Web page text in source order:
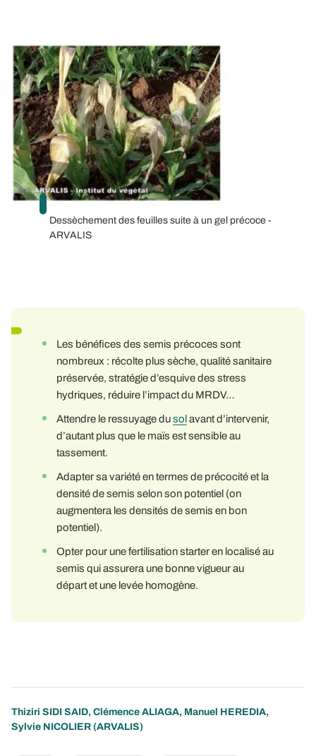
Dessèchement des feuilles suite à un gel précoce -
ARVALIS
Les bénéfices des semis précoces sont
nombreux : récolte plus sèche, qualité sanitaire
préservée, stratégie d’esquive des stress
hydriques, réduire l’impact du MRDV…
Attendre le ressuyage dusol avant d’intervenir,
d’autant plus que le maïs est sensible au
tassement.
Adapter sa variété en termes de précocité et la
densité de semis selon son potentiel (on
augmentera les densités de semis en bon
potentiel).
Opter pour une fertilisation starter en localisé au
semis qui assurera une bonne vigueur au
départ et une levée homogène.
Thiziri SIDI SAID, Clémence ALIAGA, Manuel HEREDIA,
Sylvie NICOLIER (ARVALIS)